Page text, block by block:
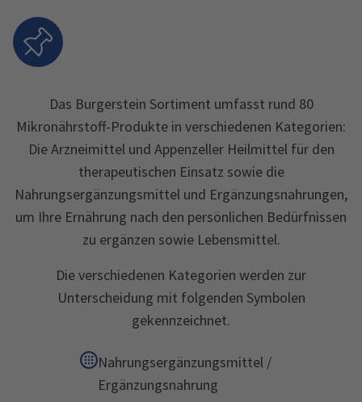
Das Burgerstein Sortiment umfasst rund 80
Mikronährstoff-Produkte in verschiedenen Kategorien:
Die Arzneimittel und Appenzeller Heilmittel für den
therapeutischen Einsatz sowie die
Nahrungsergänzungsmittel und Ergänzungsnahrungen,
um Ihre Ernährung nach den persönlichen Bedürfnissen
zu ergänzen sowie Lebensmittel.
Die verschiedenen Kategorien werden zur
Unterscheidung mit folgenden Symbolen
gekennzeichnet.
Nahrungsergänzungsmittel /
Ergänzungsnahrung